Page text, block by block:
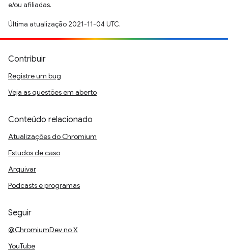
e/ou afiliadas.
Última atualização 2021-11-04 UTC.
Contribuir
Registre um bug
Veja as questões em aberto
Conteúdo relacionado
Atualizações do Chromium
Estudos de caso
Arquivar
Podcasts e programas
Seguir
@ChromiumDev no X
YouTube